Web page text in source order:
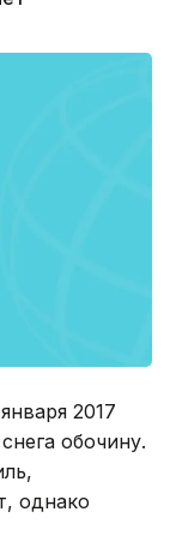
2017
обочину.
однако